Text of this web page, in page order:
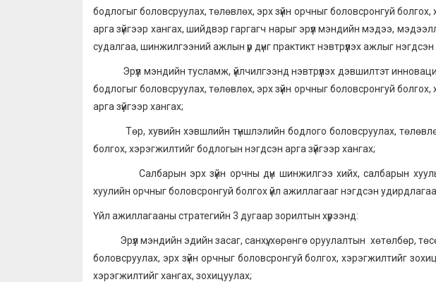
бодлогыг боловсруулах, төлөвлөх, эрх зүйн орчныг боловсронгуй
арга зүйгээр хангах, шийдвэр гаргагч нарыг эрүүл мэндийн мэдээ,
судалгаа, шинжилгээний ажлын үр дүнг практикт нэвтрүүлэх ажлыг
Эрүүл мэндийн тусламж, үйлчилгээнд нэвтрүүлэх дэвшилтэт
бодлогыг боловсруулах, төлөвлөх, эрх зүйн орчныг боловсронгуй
арга зүйгээр хангах;
Төр, хувийн хэвшлийн түншлэлийн бодлого боловсруулах,
болгох, хэрэгжилтийг бодлогын нэгдсэн арга зүйгээр хангах;
Салбарын эрх зүйн орчны дүн шинжилгээ хийх, салбарын хууль,
хуулийн орчныг боловсронгуй болгох үйл ажиллагааг нэгдсэн
Үйл ажиллагааны стратегийн 3 дугаар зорилтын хүрээнд:
Эрүүл мэндийн эдийн засаг, санхүү, хөрөнгө оруулалтын хөтөлбөр,
боловсруулах, эрх зүйн орчныг боловсронгуй болгох, хэрэгжилтийг
хэрэгжилтийг хангах, зохицуулах;